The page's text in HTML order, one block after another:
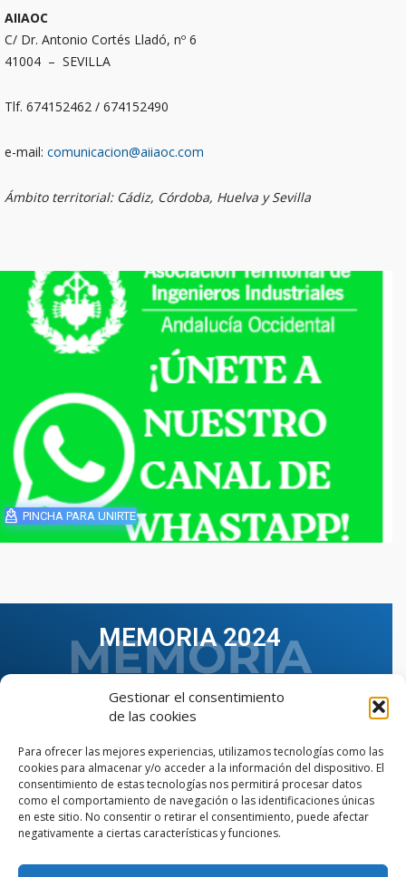
Gestionar el consentimiento
de las cookies
Para ofrecer las mejores experiencias, utilizamos tecnologías como las
cookies para almacenar y/o acceder a la información del dispositivo. El
consentimiento de estas tecnologías nos permitirá procesar datos
como el comportamiento de navegación o las identificaciones únicas
en este sitio. No consentir o retirar el consentimiento, puede afectar
negativamente a ciertas características y funciones.
AIIAOC
C/ Dr. Antonio Cortés Lladó, nº 6
41004 – SEVILLA
Tlf. 674152462 / 674152490
e-mail: comunicacion@aiiaoc.com
Ámbito territorial: Cádiz, Córdoba, Huelva y Sevilla
PINCHA PARA UNIRTE
MEMORIA 2024